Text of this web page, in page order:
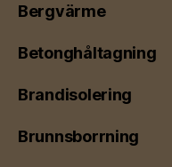
Bergvärme
Betonghåltagning
Brandisolering
Brunnsborrning